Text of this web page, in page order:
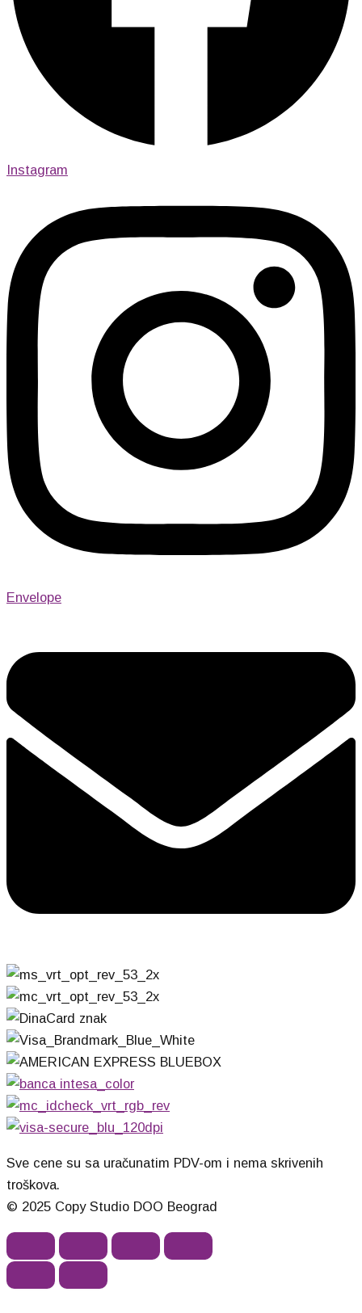
Instagram
Envelope
Sve cene su sa uračunatim PDV-om i nema skrivenih
troškova.
© 2025 Copy Studio DOO Beograd